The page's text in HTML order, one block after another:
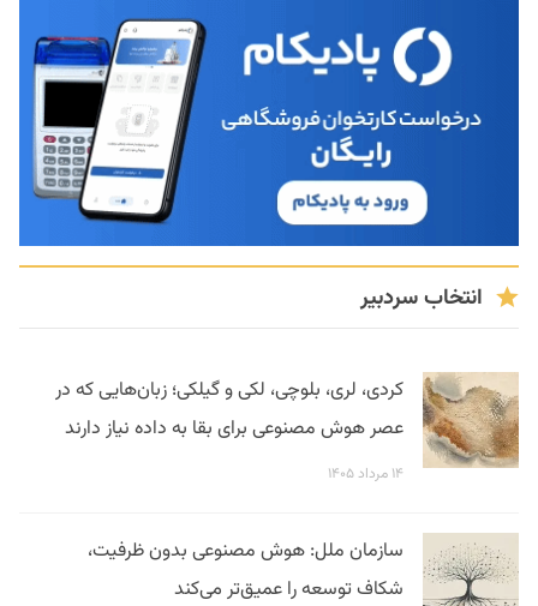
انتخاب سردبیر
کردی، لری، بلوچی، لکی و گیلکی؛ زبان‌هایی که در
عصر هوش مصنوعی برای بقا به داده نیاز دارند
۱۴ مرداد ۱۴۰۵
سازمان ملل: هوش مصنوعی بدون ظرفیت،
شکاف توسعه را عمیق‌تر می‌کند